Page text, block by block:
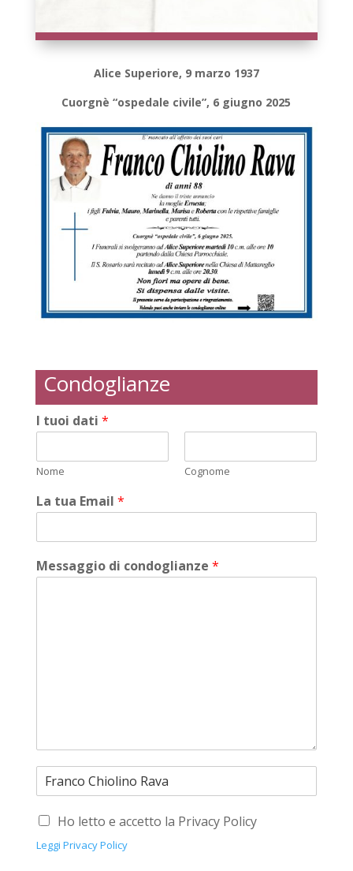
Alice Superiore, 9 marzo 1937
Cuorgnè “ospedale civile”, 6 giugno 2025
Condoglianze
I tuoi dati *
Nome Cognome
La tua Email *
Messaggio di condoglianze *
Ho letto e accetto la Privacy Policy
Leggi Privacy Policy